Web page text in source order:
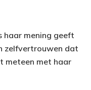
haar mening geeft
zelfvertrouwen dat
meteen met haar